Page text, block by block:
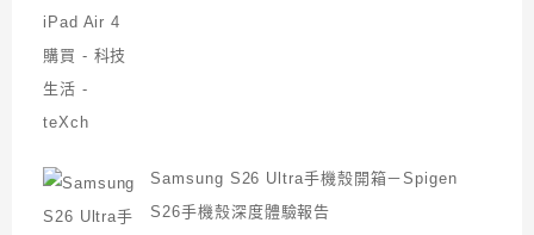
Samsung S26 Ultra手機殼開箱－Spigen
S26手機殼深度體驗報告